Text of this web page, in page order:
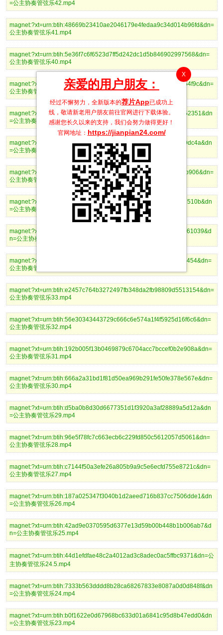
X
亲爱的用户朋友：
经过不懈努力，全新版本的荐片App已成功上
线，敬请新老用户朋友前往官网进行下载体验。
感谢您长久以来的支持，我们会努力做得更好！
官网地址： https://jianpian24.com/
=公主协奏管弦乐42.mp4
magnet:?xt=urn:btih:48669b23410ae2046179e4fedaa9c34d014b96fd&dn=
公主协奏管弦乐41.mp4
magnet:?xt=urn:btih:5e36f7c6f6523d7ff5d242dc1d5b846902997568&dn=
公主协奏管弦乐40.mp4
magnet:?xt=urn:btih:e7966d676ab713228e108ede75df166cb0654f9c&dn=
公主协奏管弦乐39.mp4
magnet:?xt=urn:btih:16c6fab1951a164a159e00d236badee694952351&dn
=公主协奏管弦乐38.mp4
magnet:?xt=urn:btih:59504e712a379ee29ad38c403f0408b6b2a9dc4a&dn
=公主协奏管弦乐37.mp4
magnet:?xt=urn:btih:65f4b579cd0ab6059aa9ea2c554db7ef70e0b906&dn=
公主协奏管弦乐36.5.mp4
magnet:?xt=urn:btih:5d2830509fad30684ac86d02341e6911e067510b&dn
=公主协奏管弦乐36.mp4
magnet:?xt=urn:btih:5e5ae8503558e9a23b784ba5aee84b2910561039&d
n=公主协奏管弦乐35.mp4
magnet:?xt=urn:btih:e18bec6da9d6590a10f444d0dad95f57bcf14454&dn=
公主协奏管弦乐34.mp4
magnet:?xt=urn:btih:e2457c764b3272497fb348da2fb98809d5513154&dn=
公主协奏管弦乐33.mp4
magnet:?xt=urn:btih:56e30343443729c666c6e574a1f4f5925d16f6c6&dn=
公主协奏管弦乐32.mp4
magnet:?xt=urn:btih:192b005f13b0469879c6704acc7bccef0b2e908a&dn=
公主协奏管弦乐31.mp4
magnet:?xt=urn:btih:666a2a31bd1f81d50ea969b291fe50fe378e567e&dn=
公主协奏管弦乐30.mp4
magnet:?xt=urn:btih:d5ba0b8d30d6677351d1f3920a3af28889a5d12a&dn
=公主协奏管弦乐29.mp4
magnet:?xt=urn:btih:96e5f78fc7c663ecb6c229fd850c5612057d5061&dn=
公主协奏管弦乐28.mp4
magnet:?xt=urn:btih:c7144f50a3efe26a805b9a9c5e6ecfd755e8721c&dn=
公主协奏管弦乐27.mp4
magnet:?xt=urn:btih:187a025347f3040b1d2aeed716b837cc7506dde1&dn
=公主协奏管弦乐26.mp4
magnet:?xt=urn:btih:42ad9e0370595d6377e13d59b00b448b1b006ab7&d
n=公主协奏管弦乐25.mp4
magnet:?xt=urn:btih:44d1efdfae48c2a4012ad3c8adec0ac5ffbc9371&dn=公
主协奏管弦乐24.5.mp4
magnet:?xt=urn:btih:7333b563dddd8b28ca68267833e8087a0d0d848f&dn
=公主协奏管弦乐24.mp4
magnet:?xt=urn:btih:b0f1622e0d67968bc633d01a6841c95d8b47edd0&dn
=公主协奏管弦乐23.mp4